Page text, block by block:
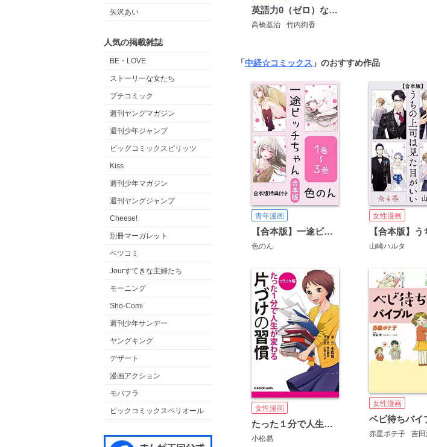
矢沢あい
人気の掲載雑誌
BE・LOVE
ストーリーな女たち
プチコミック
週刊ヤングマガジン
週刊少年ジャンプ
ビッグコミックスピリッツ
Kiss
週刊少年マガジン
週刊ヤングジャンプ
Cheese!
別冊マーガレット
ベツコミ
Jourすてきな主婦たち
モーニング
Sho-Comi
週刊少年サンデー
ヤングキング
デザート
漫画アクション
モバフラ
ビックコミックスペリオール
英語力0（ゼロ）なのに海外営業部です
高橋基治 竹内絢香
「中経☆コミックス 」のおすすめ作品
青年漫画
【合本版】一途ビッチちゃん
色のん
女性漫画
山崎ハルタ
女性漫画
たった１分で人生が変わる片づけの習慣
小松易
女性漫画
ベビ待ちバイ
赤星ポテ子 吉